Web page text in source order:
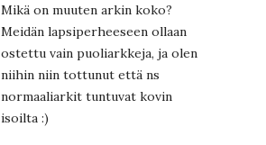
Mikä on muuten arkin koko?
Meidän lapsiperheeseen ollaan
ostettu vain puoliarkkeja, ja olen
niihin niin tottunut että ns
normaaliarkit tuntuvat kovin
isoilta :)